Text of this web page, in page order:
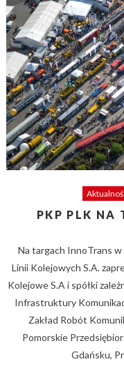
PKP PLK NA
Na targach InnoTrans
Linii Kolejowych S.A.
Kolejowe S.A i spółki
Infrastruktury
Zakład Robót
Pomorskie
Gdańsku,